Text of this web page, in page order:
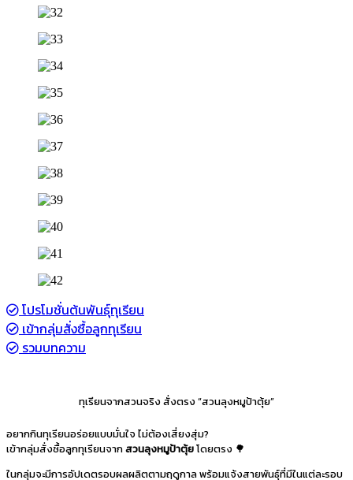
โปรโมชั่นต้นพันธุ์ทุเรียน
เข้ากลุ่มสั่งซื้อลูกทุเรียน
รวมบทความ
ทุเรียนจากสวนจริง สั่งตรง “สวนลุงหมูป้าตุ้ย”
อยากกินทุเรียนอร่อยแบบมั่นใจ ไม่ต้องเสี่ยงสุ่ม?
เข้ากลุ่มสั่งซื้อลูกทุเรียนจากสวนลุงหมูป้าตุ้ยโดยตรง 🌳
ในกลุ่มจะมีการอัปเดตรอบผลผลิตตามฤดูกาล พร้อมแจ้งสายพันธุ์ที่มีในแต่ละรอบ